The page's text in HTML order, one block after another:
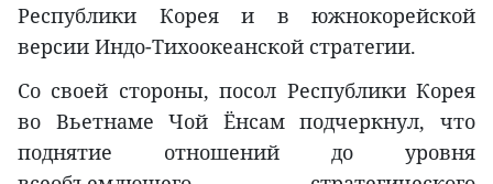
Республики Корея и в южнокорейской
версии Индо-Тихоокеанской стратегии.
Со своей стороны, посол Республики Корея
во Вьетнаме Чой Ёнсам подчеркнул, что
поднятие отношений до уровня